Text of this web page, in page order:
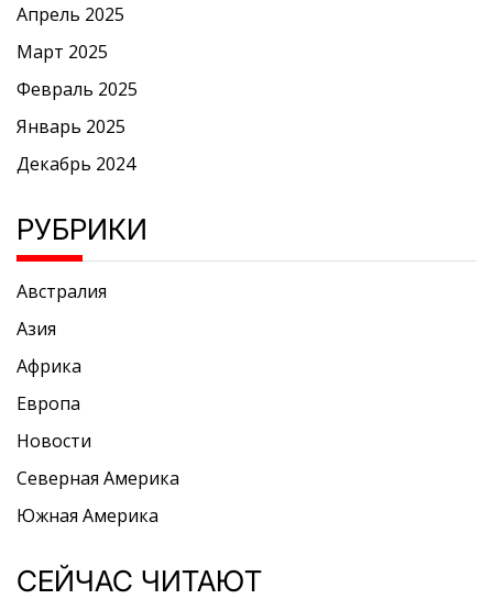
Апрель 2025
Март 2025
Февраль 2025
Январь 2025
Декабрь 2024
РУБРИКИ
Австралия
Азия
Африка
Европа
Новости
Северная Америка
Южная Америка
СЕЙЧАС ЧИТАЮТ